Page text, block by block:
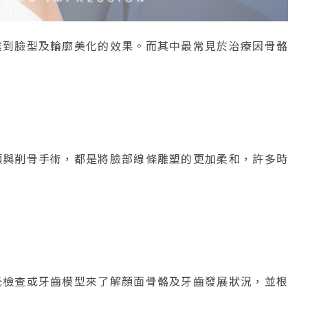
臉型及輪廓美化的效果。而其中最常見於治療因骨骼
削骨手術，都是將臉部線條雕塑的更加柔和，許多時
查或牙齒模型來了解顏面骨骼及牙齒發展狀況，並根